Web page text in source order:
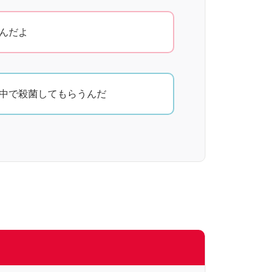
だよ
で殺菌してもらうんだ